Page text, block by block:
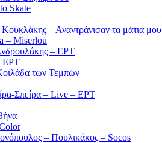
Skate
– Αναντράνισαν τα μάτια μου
– Miserlou
– ΕΡΤ
ΕΡΤ
των Τεμπών
Σπείρα – Live – ΕΡΤ
– Πουλικάκος – Socos